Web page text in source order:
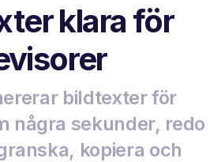
klara för
bildtexter för
några sekunder, redo
kopiera och